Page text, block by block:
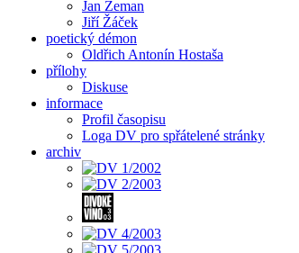
Jan Zeman
Jiří Žáček
poetický démon
Oldřich Antonín Hostaša
přílohy
Diskuse
informace
Profil časopisu
Loga DV pro spřátelené stránky
archiv